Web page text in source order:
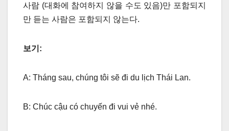
사람 (대화에 참여하지 않을 수도 있음)만 포함되지
만 듣는 사람은 포함되지 않는다.
보기:
A: Tháng sau, chúng tôi sẽ đi du lịch Thái Lan.
B: Chúc cậu có chuyến đi vui vẻ nhé.